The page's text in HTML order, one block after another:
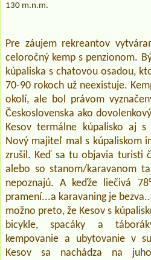
130 m.n.m.
Pre záujem rekreantov
celoročný kemp s penzionom.
kúpaliska s chatovou osadou,
70-90 rokoch už neexistuje.
okolí, ale bol právom
Československa ako
Kesov termálne kúpalisko aj s
Nový majiteľ mal s kúpaliskom
zrušil. Keď sa tu objavia turisti
alebo so stanom/karavanom
nepoznajú. A keďže liečivá
pramení...a karavaning je
možno preto, že Kesov s
bicykle, spacáky a
kempovanie a ubytovanie v
Kesov sa nachádza na